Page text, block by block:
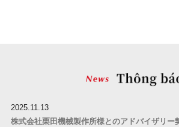
2025.11.13
株式会社栗田機械製作所様とのアドバイザリー